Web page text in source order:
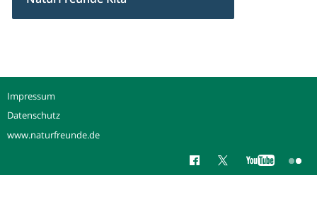
Impressum
Datenschutz
www.naturfreunde.de